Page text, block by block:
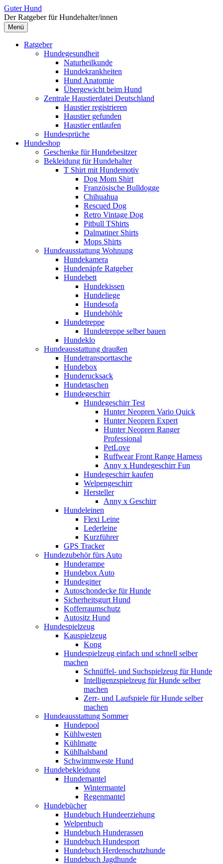
Zum
Inhalt
überspringen
Guter Hund
Der Ratgeber für Hundehalter/innen
Menü
Ratgeber
Hundegesundheit
Naturheilkunde
Hundekrankheiten
Hund Anatomie
Übergewicht beim Hund
Zentrale Haustierdatei Deutschland
Haustier registrieren
Haustier gefunden
Haustier entlaufen
Hundesprüche
Hundeshop
Geschenke für Hundebesitzer
Bekleidung für Hundehalter
T Shirt mit Hundemotiv
Dog Mom Shirt
Französische Bulldogge
Chihuahua
Rescued Dog
Retro Vintage Dog
Pitbull TShirts
Dalmatiner Shirts
Mops Shirts
Hundeausstattung Wohnung
Hundekamera
Hundenäpfe Ratgeber
Hundebett
Hundekissen
Hundeliege
Hundesofa
Hundehöhle
Hundetreppe
Hundetreppe selber bauen
Hundeklo
Hundeausstattung draußen
Hundetransporttasche
Hundebox
Hunderucksack
Hundetaschen
Hundegeschirr
Hundegeschirr Test
Hunter Neopren Vario Quick
Hunter Neopren Expert
Hunter Neopren Ranger
Professional
PetLove
Ruffwear Front Range Harness
Anny x Hundegeschirr Fun
Hundegeschirr kaufen
Welpengeschirr
Hersteller
Anny x Geschirr
Hundeleinen
Flexi Leine
Lederleine
Kurzführer
GPS Tracker
Hundezubehör fürs Auto
Hunderampe
Hundebox Auto
Hundegitter
Autoschondecke für Hunde
Sicherheitsgurt Hund
Kofferraumschutz
Autositz Hund
Hundespielzeug
Kauspielzeug
Kong
Hundespielzeug einfach und schnell selber
machen
Schnüffel- und Suchspielzeug für Hunde
Intelligenzspielzeug für Hunde selber
machen
Zerr- und Laufspiele für Hunde selber
machen
Hundeausstattung Sommer
Hundepool
Kühlwesten
Kühlmatte
Kühlhalsband
Schwimmweste Hund
Hundebekleidung
Hundemantel
Wintermantel
Regenmantel
Hundebücher
Hundebuch Hundeerziehung
Welpenbuch
Hundebuch Hunderassen
Hundebuch Hundesport
Hundebuch Herdenschutzhunde
Hundebuch Jagdhunde